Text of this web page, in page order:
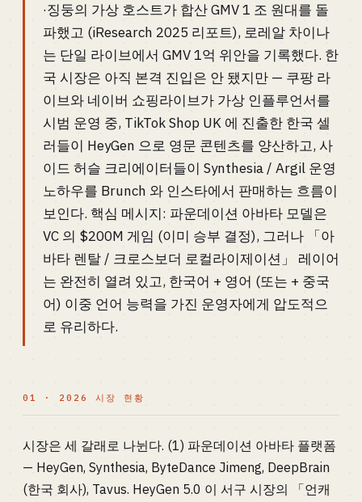
·징둥의 가상 호스트가 합산 GMV 1 조 원대를 돌
파했고 (iResearch 2025 리포트), 로레알 차이나
는 단일 라이브에서 GMV 1억 위안을 기록했다. 한
국 시장은 아직 본격 진입은 안 됐지만 — 쿠팡 라
이브와 네이버 쇼핑라이브가 가상 인플루언서를
시범 운영 중, TikTok Shop UK 에 진출한 한국 셀
러들이 HeyGen 으로 영문 콘텐츠를 양산하고, 사
이드 허슬 크리에이터들이 Synthesia / Argil 운영
노하우를 Brunch 와 인스타에서 판매하는 흐름이
보인다. 핵심 메시지: 파운데이션 아바타 모델은
VC 의 $200M 게임 (이미 승부 결정), 그러나 「아
바타 렌탈 / 크로스보더 로컬라이제이션」 레이어
는 완전히 열려 있고, 한국어 + 영어 (또는 + 중국
어) 이중 언어 능력을 가진 운영자에게 압도적으
로 유리하다.
01 · 2026 시장 현황
시장은 세 갈래로 나뉜다. (1) 파운데이션 아바타 플랫폼
— HeyGen, Synthesia, ByteDance Jimeng, DeepBrain
(한국 회사), Tavus. HeyGen 5.0 이 서구 시장의 「언캐